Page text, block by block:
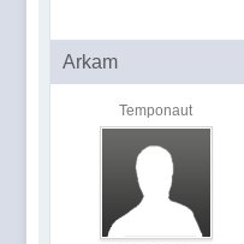
Arkam
Temponaut